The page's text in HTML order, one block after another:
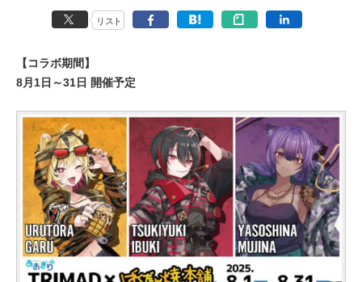
リスト
【コラボ期間】
8月1日～31日 開催予定